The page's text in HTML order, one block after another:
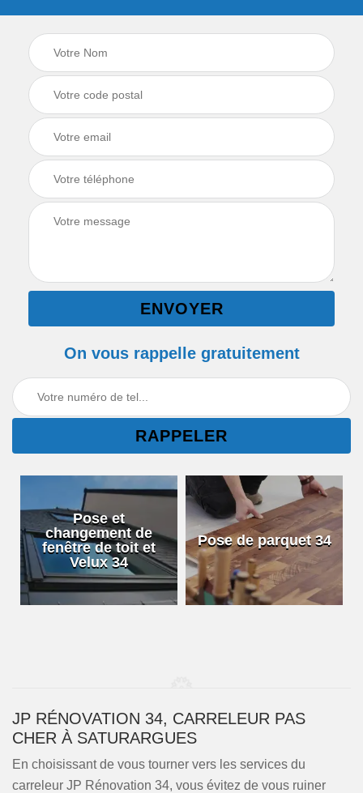
On vous rappelle gratuitement
Pose et
changement de
fenêtre de toit et
Velux 34
Pose de parquet 34
JP RÉNOVATION 34, CARRELEUR PAS
CHER À SATURARGUES
En choisissant de vous tourner vers les services du
carreleur JP Rénovation 34, vous évitez de vous ruiner